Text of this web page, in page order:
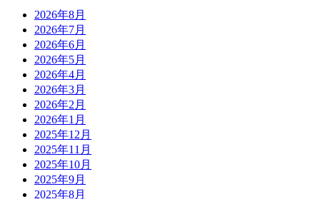
2026年8月
2026年7月
2026年6月
2026年5月
2026年4月
2026年3月
2026年2月
2026年1月
2025年12月
2025年11月
2025年10月
2025年9月
2025年8月